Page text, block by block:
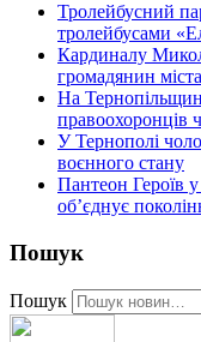
Тролейбусний
тролейбусами
Кардиналу
громадянин
На
правоохоронців
У Тернополі
воєнного стану
Пантеон Героїв
об’єднує
Пошук
Пошук